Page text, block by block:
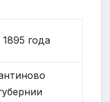
1895 года